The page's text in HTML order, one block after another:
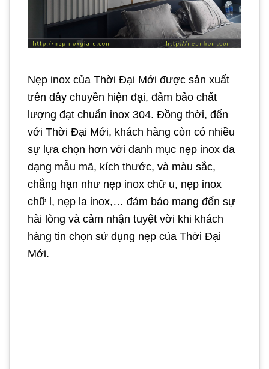
Nẹp inox của Thời Đại Mới được sản xuất
trên dây chuyền hiện đại, đảm bảo chất
lượng đạt chuẩn inox 304. Đồng thời, đến
với Thời Đại Mới, khách hàng còn có nhiều
sự lựa chọn hơn với danh mục nẹp inox đa
dạng mẫu mã, kích thước, và màu sắc,
chẳng hạn như nẹp inox chữ u, nẹp inox
chữ l, nẹp la inox,… đảm bảo mang đến sự
hài lòng và cảm nhận tuyệt vời khi khách
hàng tin chọn sử dụng nẹp của Thời Đại
Mới.